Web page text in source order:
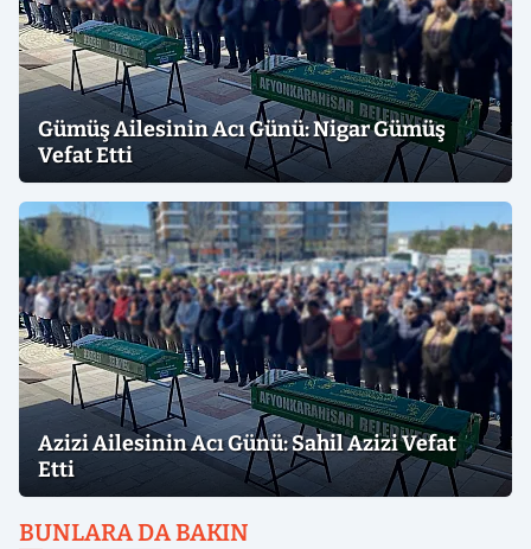
Gümüş Ailesinin Acı Günü: Nigar Gümüş
Vefat Etti
Azizi Ailesinin Acı Günü: Sahil Azizi Vefat
Etti
BUNLARA DA BAKIN